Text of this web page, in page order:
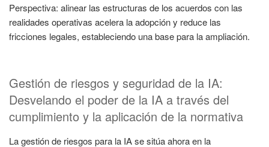
Perspectiva: alinear las estructuras de los acuerdos con las
realidades operativas acelera la adopción y reduce las
fricciones legales, estableciendo una base para la ampliación.
Gestión de riesgos y seguridad de la IA:
Desvelando el poder de la IA a través del
cumplimiento y la aplicación de la normativa
La gestión de riesgos para la IA se sitúa ahora en la